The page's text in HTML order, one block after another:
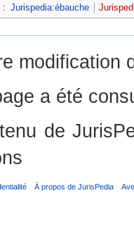
: Jurispedia:ébauche
modification
a été
de
À propos de JurisPedia